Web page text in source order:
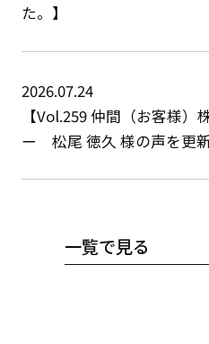
た。】
2026.07.24
【Vol.259 仲間（お客様
ー 松尾 徳久 様の声を更新
一覧で見る